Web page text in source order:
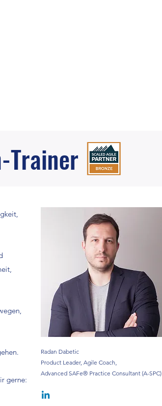
Trainer
gerne:
Radan Dabetic
Product Leader, Agile Coach,
Advanced SAFe® Practice Consultant (A-SPC)